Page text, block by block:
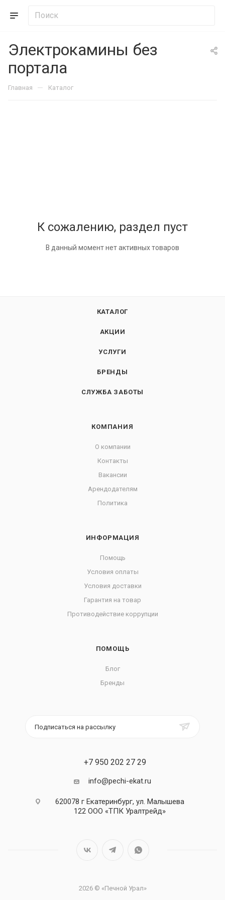
Электрокамины без
портала
Главная — Каталог
К сожалению, раздел пуст
В данный момент нет активных товаров
КАТАЛОГ
АКЦИИ
УСЛУГИ
БРЕНДЫ
СЛУЖБА ЗАБОТЫ
КОМПАНИЯ
О компании
Контакты
Вакансии
Арендодателям
Политика
ИНФОРМАЦИЯ
Помощь
Условия оплаты
Условия доставки
Гарантия на товар
Противодействие коррупции
ПОМОЩЬ
Блог
Бренды
Подписаться на рассылку
+7 950 202 27 29
info@pechi-ekat.ru
620078 г Екатеринбург, ул. Малышева
122 ООО «ТПК Уралтрейд»
2026 © «Печной Урал»